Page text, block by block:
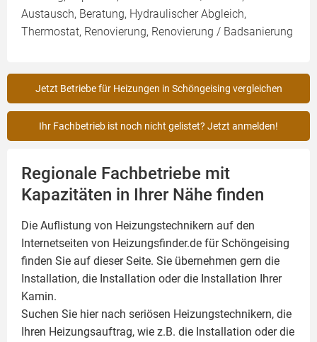
Austausch, Beratung, Hydraulischer Abgleich,
Thermostat, Renovierung, Renovierung / Badsanierung
Jetzt Betriebe für Heizungen in Schöngeising vergleichen
Ihr Fachbetrieb ist noch nicht gelistet? Jetzt anmelden!
Regionale Fachbetriebe mit
Kapazitäten in Ihrer Nähe finden
Die Auflistung von Heizungstechnikern auf den
Internetseiten von Heizungsfinder.de für Schöngeising
finden Sie auf dieser Seite. Sie übernehmen gern die
Installation, die Installation oder die Installation Ihrer
Kamin.
Suchen Sie hier nach seriösen Heizungstechnikern, die
Ihren Heizungsauftrag, wie z.B. die Installation oder die